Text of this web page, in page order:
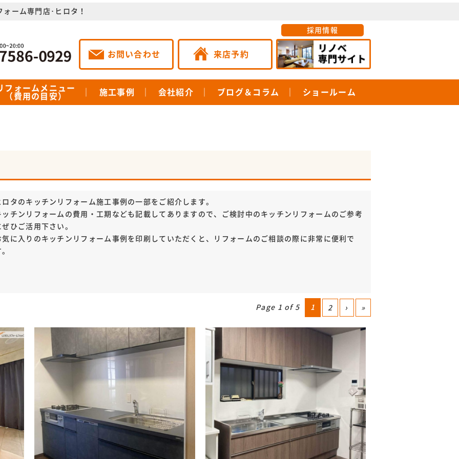
ーム専門店･ヒロタ！
採用情報
お問い合わせ 来店予約
フォームメニュー
（費用の目安）
施工事例 会社紹介 ブログ＆コラム ショールーム
ロタのキッチンリフォーム施工事例の一部をご紹介します。
ッチンリフォームの費用・工期なども記載してありますので、ご検討中のキッチンリフォームのご参考
ぜひご活用下さい。
気に入りのキッチンリフォーム事例を印刷していただくと、リフォームのご相談の際に非常に便利で
Page 1 of 5 1 2 › »